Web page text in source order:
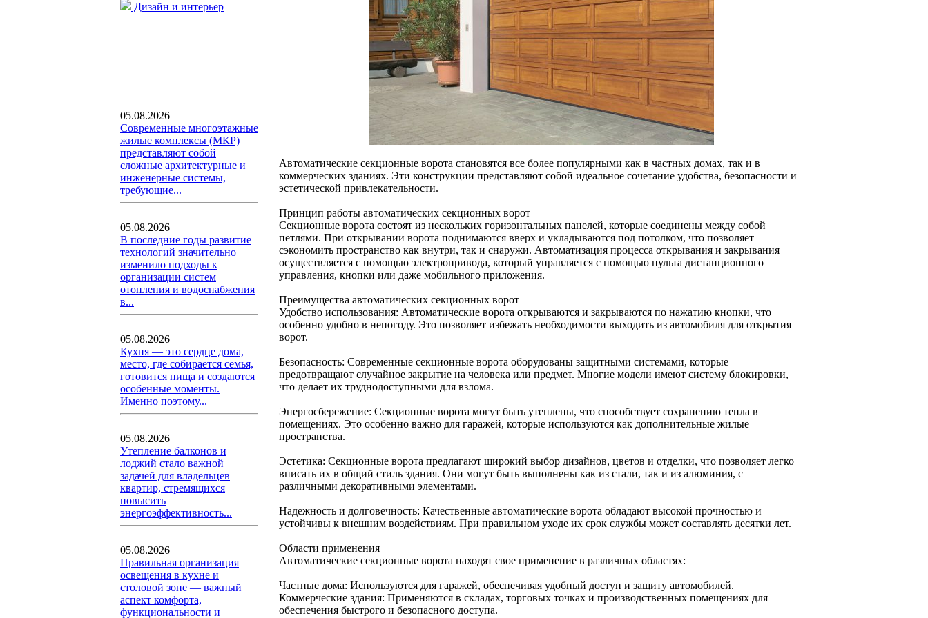
Дизайн и интерьер
05.08.2026
Современные многоэтажные
жилые комплексы (МКР)
представляют собой
сложные архитектурные и
инженерные системы,
требующие...
05.08.2026
В последние годы развитие
технологий значительно
изменило подходы к
организации систем
отопления и водоснабжения
в...
05.08.2026
Кухня — это сердце дома,
место, где собирается семья,
готовится пища и создаются
особенные моменты.
Именно поэтому...
05.08.2026
Утепление балконов и
лоджий стало важной
задачей для владельцев
квартир, стремящихся
повысить
энергоэффективность...
05.08.2026
Правильная организация
освещения в кухне и
столовой зоне — важный
аспект комфорта,
функциональности и
Автоматические секционные ворота становятся все более популярными как в частных домах, так и в
коммерческих зданиях. Эти конструкции представляют собой идеальное сочетание удобства, безопасности и
эстетической привлекательности.
Принцип работы автоматических секционных ворот
Секционные ворота состоят из нескольких горизонтальных панелей, которые соединены между собой
петлями. При открывании ворота поднимаются вверх и укладываются под потолком, что позволяет
сэкономить пространство как внутри, так и снаружи. Автоматизация процесса открывания и закрывания
осуществляется с помощью электропривода, который управляется с помощью пульта дистанционного
управления, кнопки или даже мобильного приложения.
Преимущества автоматических секционных ворот
Удобство использования: Автоматические ворота открываются и закрываются по нажатию кнопки, что
особенно удобно в непогоду. Это позволяет избежать необходимости выходить из автомобиля для открытия
ворот.
Безопасность: Современные секционные ворота оборудованы защитными системами, которые
предотвращают случайное закрытие на человека или предмет. Многие модели имеют систему блокировки,
что делает их труднодоступными для взлома.
Энергосбережение: Секционные ворота могут быть утеплены, что способствует сохранению тепла в
помещениях. Это особенно важно для гаражей, которые используются как дополнительные жилые
пространства.
Эстетика: Секционные ворота предлагают широкий выбор дизайнов, цветов и отделки, что позволяет легко
вписать их в общий стиль здания. Они могут быть выполнены как из стали, так и из алюминия, с
различными декоративными элементами.
Надежность и долговечность: Качественные автоматические ворота обладают высокой прочностью и
устойчивы к внешним воздействиям. При правильном уходе их срок службы может составлять десятки лет.
Области применения
Автоматические секционные ворота находят свое применение в различных областях:
Частные дома: Используются для гаражей, обеспечивая удобный доступ и защиту автомобилей.
Коммерческие здания: Применяются в складах, торговых точках и производственных помещениях для
обеспечения быстрого и безопасного доступа.